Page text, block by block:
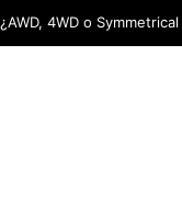
Remontadas marcaron el